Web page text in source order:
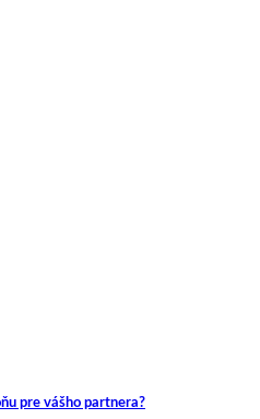
pre vášho partnera?